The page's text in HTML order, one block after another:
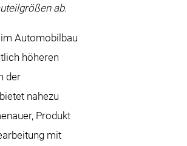
ab.
Automobilbau
höheren
der
nahezu
Produkt
mit